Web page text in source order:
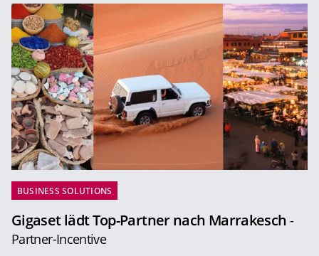
BUSINESS SOLUTIONS
Gigaset lädt Top-Partner nach Marrakesch -
Partner-Incentive